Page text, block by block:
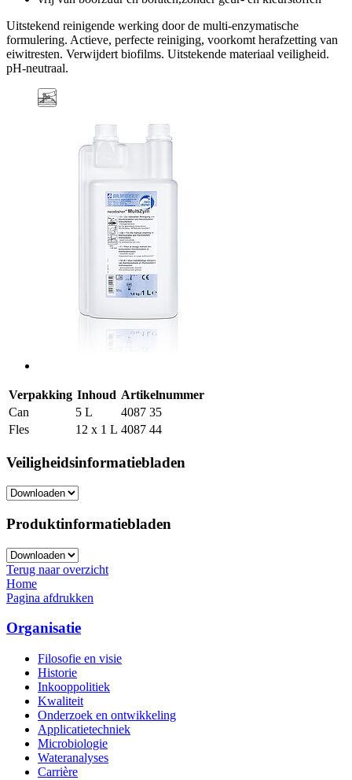
Uitstekend reinigende werking door de multi-enzymatische
formulering. Actieve, perfecte reiniging, voorkomt herafzetting van
eiwitresten. Verwijdert biofilms. Uitstekende materiaal veiligheid.
pH-neutraal.
Verpakking Inhoud Artikelnummer
Can
5 L
4087 35
Fles
12 x 1 L 4087 44
Veiligheidsinformatiebladen
Produktinformatiebladen
Terug naar overzicht
Home
Pagina afdrukken
Organisatie
Filosofie en visie
Historie
Inkooppolitiek
Kwaliteit
Onderzoek en ontwikkeling
Applicatietechniek
Microbiologie
Wateranalyses
Carrière